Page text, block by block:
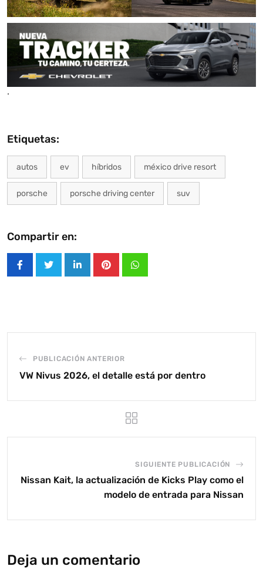
.
Etiquetas:
autos ev híbridos méxico drive resort
porsche porsche driving center suv
Compartir en:
LinkedInPinterestWhatsapp
PUBLICACIÓN ANTERIOR
VW Nivus 2026, el detalle está por dentro
SIGUIENTE PUBLICACIÓN
Nissan Kait, la actualización de Kicks Play como el
modelo de entrada para Nissan
Deja un comentario